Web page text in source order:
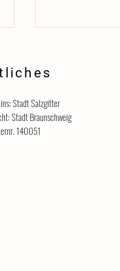
Stadt Salzgitter
Stadt Braunschweig
140051